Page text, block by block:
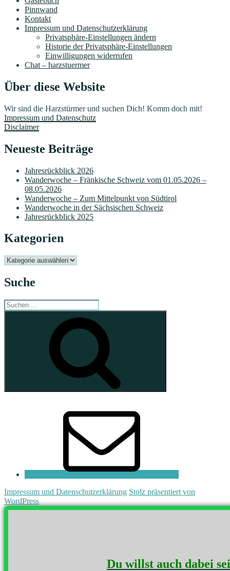
Pinnwand
Kontakt
Impressum und Datenschutzerklärung
Privatsphäre-Einstellungen ändern
Historie der Privatsphäre-Einstellungen
Einwilligungen widerrufen
Chat – harzstuermer
Über diese Website
Wir sind die Harzstürmer und suchen Dich! Komm doch mit!
Impressum und Datenschutz
Disclaimer
Neueste Beiträge
Jahresrückblick 2026
Wanderwoche – Fränkische Schweiz vom 01.05.2026 –
08.05.2026
Wanderwoche – Zum Mittelpunkt von Südtirol
Wanderwoche in der Sächsischen Schweiz
Jahresrückblick 2025
Kategorien
Kategorien
Suche
Suchen
nach:
Impressum und Datenschutzerklärung Stolz präsentiert von
WordPress
Du willst auch dabei